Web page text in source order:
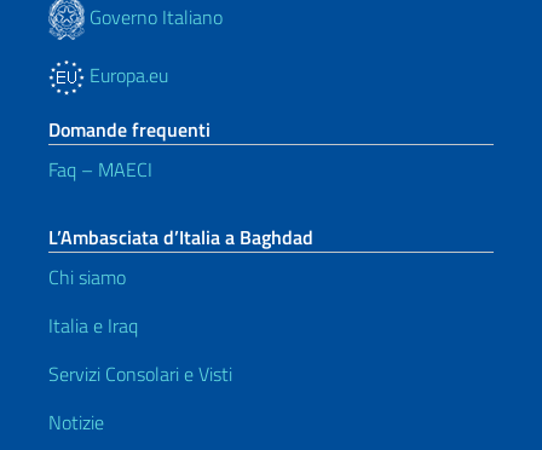
Governo Italiano
Europa.eu
Domande frequenti
Faq – MAECI
L’Ambasciata d’Italia a Baghdad
Chi siamo
Italia e Iraq
Servizi Consolari e Visti
Notizie